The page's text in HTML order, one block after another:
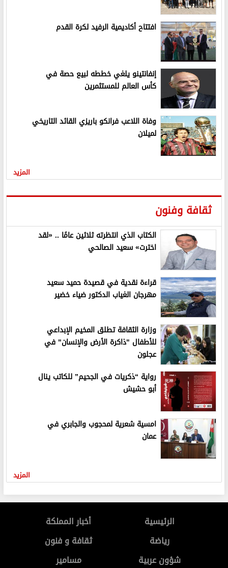
افتتاح أكاديمية الرفيد لكرة القدم
إنفانتينو يلغي خططه لبيع حصة في
كأس العالم للمستثمرين
وفاة اللاعب فرانكو باريزي القائد التاريخي
لميلان
المزيد
ثقافة وفنون
الكتاب الذي انتظرته ثلاثين عامًا .. «لقد
اخترت» سعيد الصالحي
قراءة نقدية في قصيدة حميد سعيد
مهرجان الغياب الدكتور ضياء خضير
وزارة الثقافة تطلق المخيم الإبداعي
للأطفال "ذاكرة الأرض والإنسان" في
عجلون
رواية “ذكريات في الجحيم” للكاتب ينال
أبو حشيش
امسية شعرية لمحجوب والجابري في
عمان
المزيد
الرئيسية
أخبار المملكة
رياضة
ثقافة و فنون
شؤون عربية
مسامير